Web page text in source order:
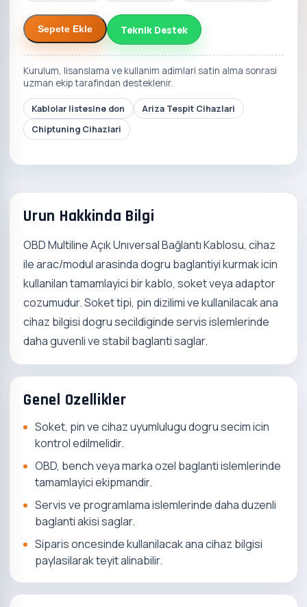
Sepete Ekle Teknik Destek
Kurulum, lisanslama ve kullanim adimlari satin alma sonrasi
uzman ekip tarafindan desteklenir.
Kablolar listesine don
Ariza Tespit Cihazlari
Chiptuning Cihazlari
Urun Hakkinda Bilgi
OBD Multiline Açık Unıversal Bağlantı Kablosu, cihaz
ile arac/modul arasinda dogru baglantiyi kurmak icin
kullanilan tamamlayici bir kablo, soket veya adaptor
cozumudur. Soket tipi, pin dizilimi ve kullanilacak ana
cihaz bilgisi dogru secildiginde servis islemlerinde
daha guvenli ve stabil baglanti saglar.
Genel Ozellikler
Soket, pin ve cihaz uyumlulugu dogru secim icin
kontrol edilmelidir.
OBD, bench veya marka ozel baglanti islemlerinde
tamamlayici ekipmandir.
Servis ve programlama islemlerinde daha duzenli
baglanti akisi saglar.
Siparis oncesinde kullanilacak ana cihaz bilgisi
paylasilarak teyit alinabilir.